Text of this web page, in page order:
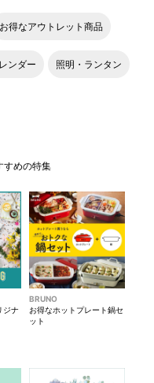
お得なアウトレット商品
ンダー 照明・ランタン
すめの特集
ジナ
BRUNO
お得なホットプレート鍋セ
ット